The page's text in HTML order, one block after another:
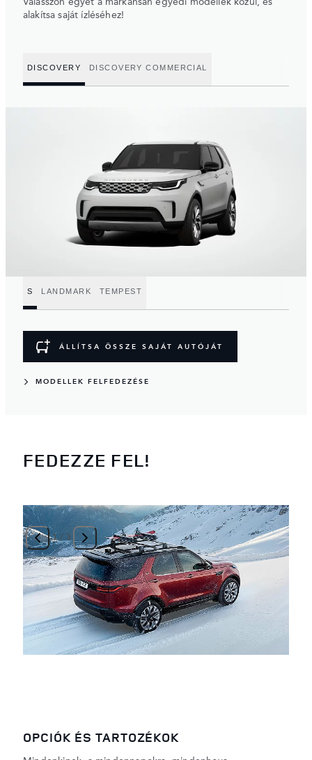
Válasszon egyet a markánsan egyedi modellek közül, és
alakítsa saját ízléséhez!
DISCOVERY DISCOVERY COMMERCIAL
S LANDMARK TEMPEST
ÁLLÍTSA ÖSSZE SAJÁT AUTÓJÁT
MODELLEK FELFEDEZÉSE
FEDEZZE FEL!
1/ 3
OPCIÓK ÉS TARTOZÉKOK